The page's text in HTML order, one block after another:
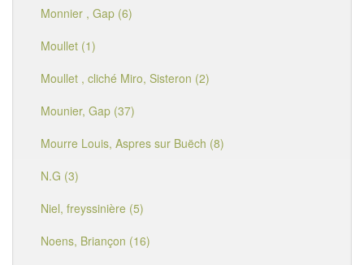
Monnier , Gap (6)
Moullet (1)
Moullet , cliché Miro, Sisteron (2)
Mounier, Gap (37)
Mourre Louis, Aspres sur Buëch (8)
N.G (3)
Niel, freyssinière (5)
Noens, Briançon (16)